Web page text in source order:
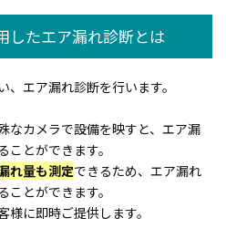
したエア漏れ診断とは
エア漏れ診断を行います。
なカメラで設備を映すと、エア漏
とができます。
れ量も測定できるため、エア漏れ
ことができます。
に即時ご提供します。